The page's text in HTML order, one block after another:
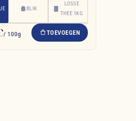
BLIK
LOSSE
THEE 1KG
/ 100g TOEVOEGEN